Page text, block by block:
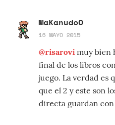
MaKanudoO
16 MAYO 2015
@risarovi muy bien
final de los libros
juego. La verdad es
que el 2 y este son
directa guardan con